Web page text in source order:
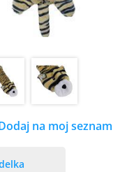
na moj seznam